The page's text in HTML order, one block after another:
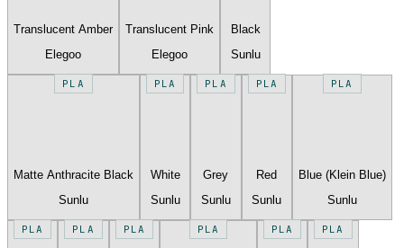
Translucent Amber
Elegoo
Translucent Pink
Elegoo
Black
Sunlu
PLA
Matte Anthracite Black
Sunlu
PLA
White
Sunlu
PLA
Grey
Sunlu
PLA
Red
Sunlu
PLA
Blue (Klein Blue)
Sunlu
PLA PLA PLA PLA PLA PLA